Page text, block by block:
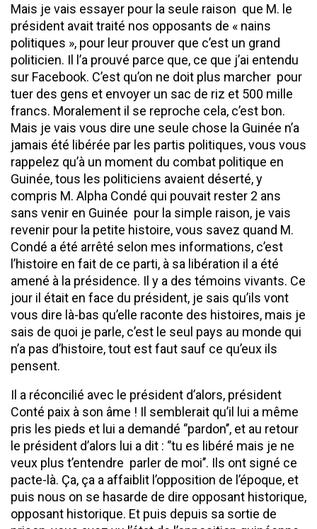
Mais je vais essayer pour la seule raison que M. le
président avait traité nos opposants de « nains
politiques », pour leur prouver que c’est un grand
politicien. Il l’a prouvé parce que, ce que j’ai entendu
sur Facebook. C’est qu’on ne doit plus marcher pour
tuer des gens et envoyer un sac de riz et 500 mille
francs. Moralement il se reproche cela, c’est bon.
Mais je vais vous dire une seule chose la Guinée n’a
jamais été libérée par les partis politiques, vous vous
rappelez qu’à un moment du combat politique en
Guinée, tous les politiciens avaient déserté, y
compris M. Alpha Condé qui pouvait rester 2 ans
sans venir en Guinée pour la simple raison, je vais
revenir pour la petite histoire, vous savez quand M.
Condé a été arrêté selon mes informations, c’est
l’histoire en fait de ce parti, à sa libération il a été
amené à la présidence. Il y a des témoins vivants. Ce
jour il était en face du président, je sais qu’ils vont
vous dire là-bas qu’elle raconte des histoires, mais je
sais de quoi je parle, c’est le seul pays au monde qui
n’a pas d’histoire, tout est faut sauf ce qu’eux ils
pensent.
Il a réconcilié avec le président d’alors, président
Conté paix à son âme ! Il semblerait qu’il lui a même
pris les pieds et lui a demandé ‘’pardon’’, et au retour
le président d’alors lui a dit : ‘’tu es libéré mais je ne
veux plus t’entendre parler de moi’’. Ils ont signé ce
pacte-là. Ça, ça a affaiblit l’opposition de l’époque, et
puis nous on se hasarde de dire opposant historique,
opposant historique. Et puis depuis sa sortie de